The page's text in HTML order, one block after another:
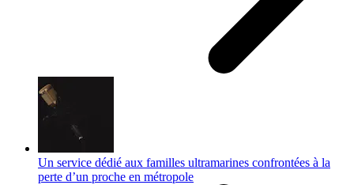
Un service dédié aux familles ultramarines confrontées à la
perte d’un proche en métropole